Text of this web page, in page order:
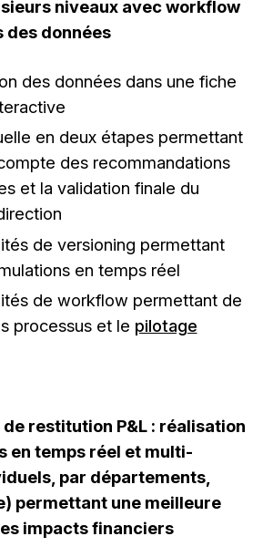
niveaux avec workflow
des données
des données dans une fiche
en deux étapes permettant
des recommandations
et la validation finale du
de versioning permettant
en temps réel
de workflow permettant de
processus et le pilotage
restitution P&L : réalisation
en temps réel et multi-
par départements,
permettant une meilleure
impacts financiers